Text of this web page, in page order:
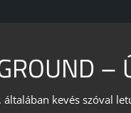
–
kevés szóval